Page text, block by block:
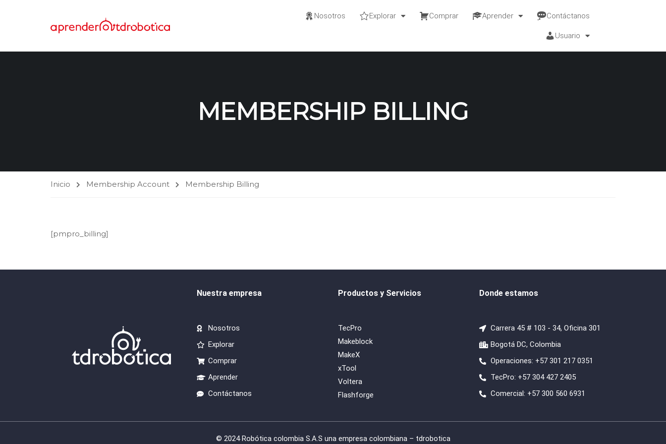
Nosotros Explorar Comprar Aprender Contáctanos
Usuario
MEMBERSHIP BILLING
Inicio Membership Account Membership Billing
[pmpro_billing]
Nuestra empresa
Nosotros
Explorar
Comprar
Aprender
Contáctanos
Productos y Servicios
TecPro
Makeblock
MakeX
xTool
Voltera
Flashforge
Donde estamos
Carrera 45 # 103 - 34, Oficina 301
Bogotá DC, Colombia
Operaciones: +57 301 217 0351
TecPro: +57 304 427 2405
Comercial: +57 300 560 6931
© 2024 Robótica colombia S.A.S una empresa colombiana – tdrobotica